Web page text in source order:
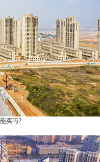
买吗？